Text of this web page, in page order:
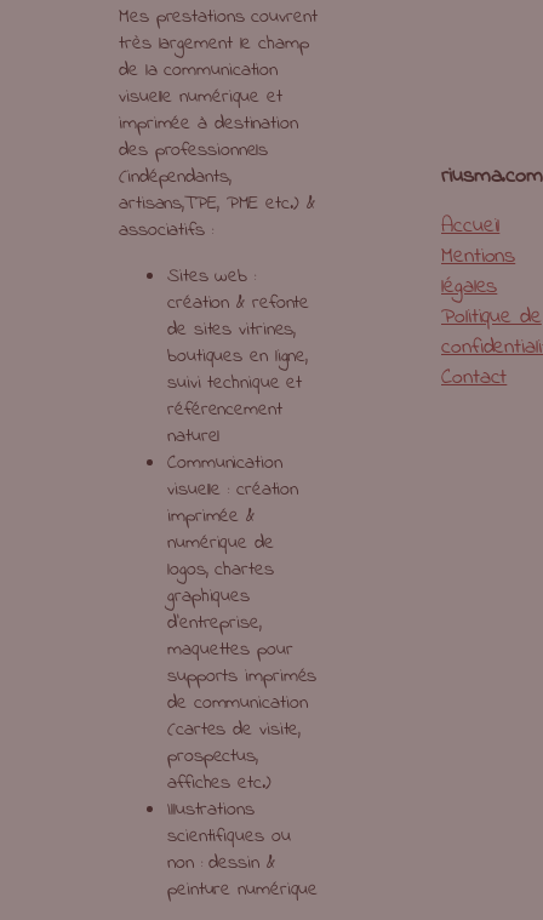
Mes prestations couvrent
très largement le champ
de la communication
visuelle numérique et
imprimée à destination
des professionnels
(indépendants,
artisans,TPE, PME etc.) &
associatifs :
Sites web :
création & refonte
de sites vitrines,
boutiques en ligne,
suivi technique et
référencement
naturel
Communication
visuelle : création
imprimée &
numérique de
logos, chartes
graphiques
d’entreprise,
maquettes pour
supports imprimés
de communication
(cartes de visite,
prospectus,
affiches etc.)
Illustrations
scientifiques ou
non : dessin &
peinture numérique
riusma.com
Accueil
Mentions
légales
Politique de
Contact